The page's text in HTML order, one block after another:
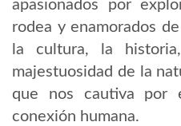
apasionados por
rodea y enamorados
la cultura, la
majestuosidad de la
que nos cautiva por
conexión humana.